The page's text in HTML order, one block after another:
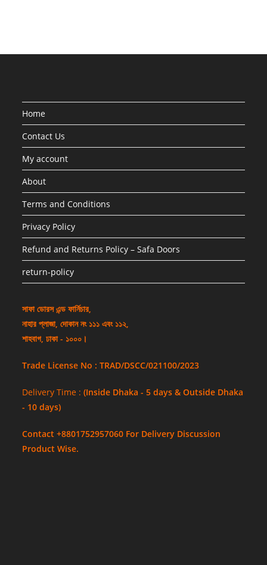
Home
Contact Us
My account
About
Terms and Conditions
Privacy Policy
Refund and Returns Policy – Safa Doors
return-policy
সাফা ডোরস এন্ড ফার্নিচার,
নাহার প্লাজা, দোকান নং ১১১ এবং ১১২,
শাহবাগ, ঢাকা - ১০০০।
Trade License No : TRAD/DSCC/021100/2023
Delivery Time :(Inside Dhaka - 5 days & Outside Dhaka
- 10 days)
Contact +8801752957060 For Delivery Discussion
Product Wise.